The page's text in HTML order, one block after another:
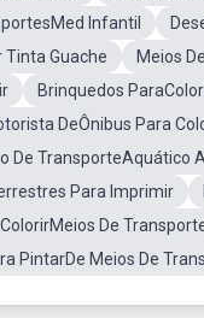
Infantil
Tinta Guache
Meios
Brinquedos
DeÔnibus Para
De TransporteAquático
Para Imprimir
De
PintarDe Meios De